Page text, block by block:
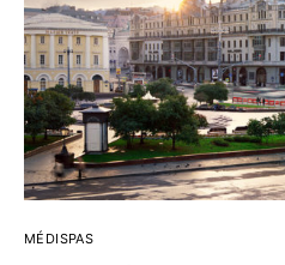
MÉDISPAS